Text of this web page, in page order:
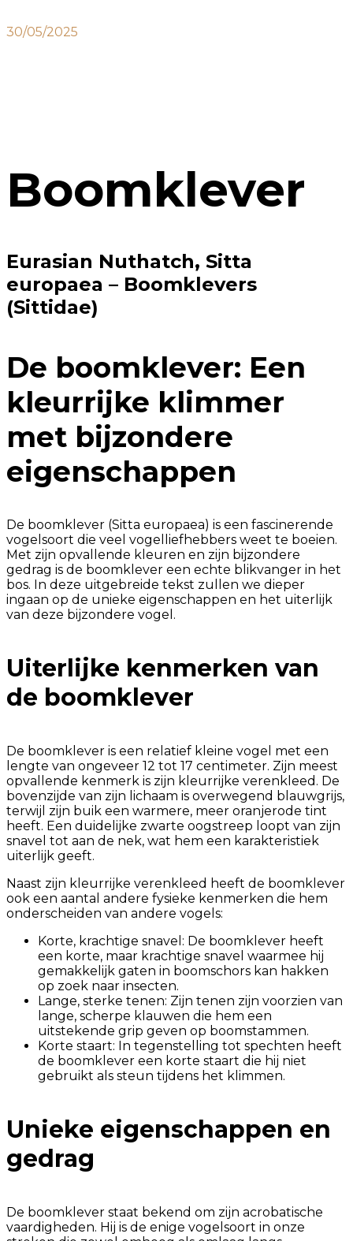
30/05/2025
Boomklever
Eurasian Nuthatch, Sitta
europaea – Boomklevers
(Sittidae)
De boomklever: Een
kleurrijke klimmer
met bijzondere
eigenschappen
De boomklever (Sitta europaea) is een fascinerende
vogelsoort die veel vogelliefhebbers weet te boeien.
Met zijn opvallende kleuren en zijn bijzondere
gedrag is de boomklever een echte blikvanger in het
bos. In deze uitgebreide tekst zullen we dieper
ingaan op de unieke eigenschappen en het uiterlijk
van deze bijzondere vogel.
Uiterlijke kenmerken van
de boomklever
De boomklever is een relatief kleine vogel met een
lengte van ongeveer 12 tot 17 centimeter. Zijn meest
opvallende kenmerk is zijn kleurrijke verenkleed. De
bovenzijde van zijn lichaam is overwegend blauwgrijs,
terwijl zijn buik een warmere, meer oranjerode tint
heeft. Een duidelijke zwarte oogstreep loopt van zijn
snavel tot aan de nek, wat hem een karakteristiek
uiterlijk geeft.
Naast zijn kleurrijke verenkleed heeft de boomklever
ook een aantal andere fysieke kenmerken die hem
onderscheiden van andere vogels:
Korte, krachtige snavel: De boomklever heeft
een korte, maar krachtige snavel waarmee hij
gemakkelijk gaten in boomschors kan hakken
op zoek naar insecten.
Lange, sterke tenen: Zijn tenen zijn voorzien van
lange, scherpe klauwen die hem een
uitstekende grip geven op boomstammen.
Korte staart: In tegenstelling tot spechten heeft
de boomklever een korte staart die hij niet
gebruikt als steun tijdens het klimmen.
Unieke eigenschappen en
gedrag
De boomklever staat bekend om zijn acrobatische
vaardigheden. Hij is de enige vogelsoort in onze